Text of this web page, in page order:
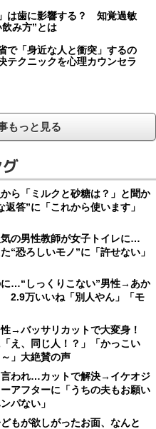
」は歯に影響する？ 知覚過敏
み方”とは
で「身近な人と衝突」するの
クニックを心理カウンセラ
もっと見る
から「ミルクと砂糖は？」と聞か
答”に「これから使います」
気の男性教師が女子トイレに…
“恐ろしいモノ”に「許せない」
…“しっくりこない”男性→あか
2.9万いいね「別人やん」「モ
性→バッサリカットで大変身！
え、同じ人！？」「かっこい
」大絶賛の声
言われ…カットで解決→イケオジ
アフターに「うちの夫もお願い
パない」
もが欲しがったお面、なんと